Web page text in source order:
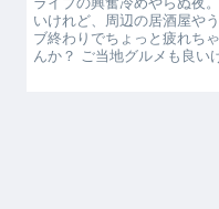
いけれど、周辺の居酒屋や
ブ終わりでちょっと疲れち
んか？ ご当地グルメも良い